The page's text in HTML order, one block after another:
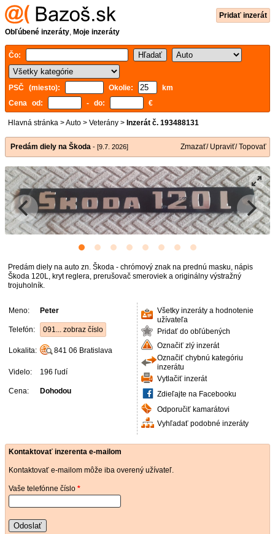
Pridať inzerát
Obľúbené inzeráty, Moje inzeráty
Čo:
PSČ (miesto): Okolie:
km
Cena od:
- do: €
Hlavná stránka >Auto > Veterány > Inzerát č. 193488131
Predám diely na Škoda - [9.7. 2026] Zmazať/ Upraviť/ Topovať
Predám diely na auto zn. Škoda - chrómový znak na prednú masku, nápis
Škoda 120L, kryt reglera, prerušovač smeroviek a originálny výstražný
trojuholník.
Meno: Peter
Telefón: 091... zobraz číslo
Lokalita: 841 06 Bratislava
Videlo: 196 ľudí
Cena: Dohodou
Všetky inzeráty a hodnotenie
užívateľa
Pridať do obľúbených
Označiť zlý inzerát
Označiť chybnú kategóriu
inzerátu
Vytlačiť inzerát
Zdieľajte na Facebooku
Odporučiť kamarátovi
Vyhľadať podobné inzeráty
Kontaktovať inzerenta e-mailom
Kontaktovať e-mailom môže iba overený užívateľ.
Vaše telefónne číslo *
Odoslať